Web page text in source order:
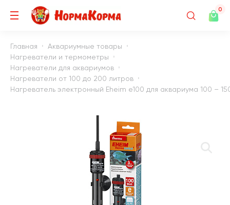
0
Главная
Аквариумные товары
Нагреватели и термометры
Нагреватели для аквариумов
Нагреватели от 100 до 200 литров
Нагреватель электронный Eheim е100 для аквариума 100 –